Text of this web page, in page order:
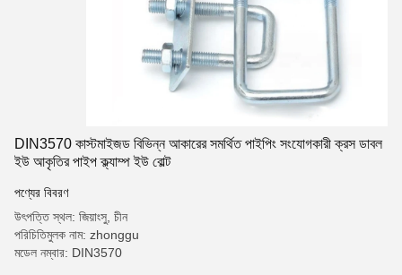
DIN3570 কাস্টমাইজড বিভিন্ন আকারের সমর্থিত পাইপিং সংযোগকারী ক্রস ডাবল
ইউ আকৃতির পাইপ ক্ল্যাম্প ইউ বোল্ট
পণ্যের বিবরণ
উৎপত্তি স্থল: জিয়াংসু, চীন
পরিচিতিমুলক নাম: zhonggu
মডেল নম্বার: DIN3570